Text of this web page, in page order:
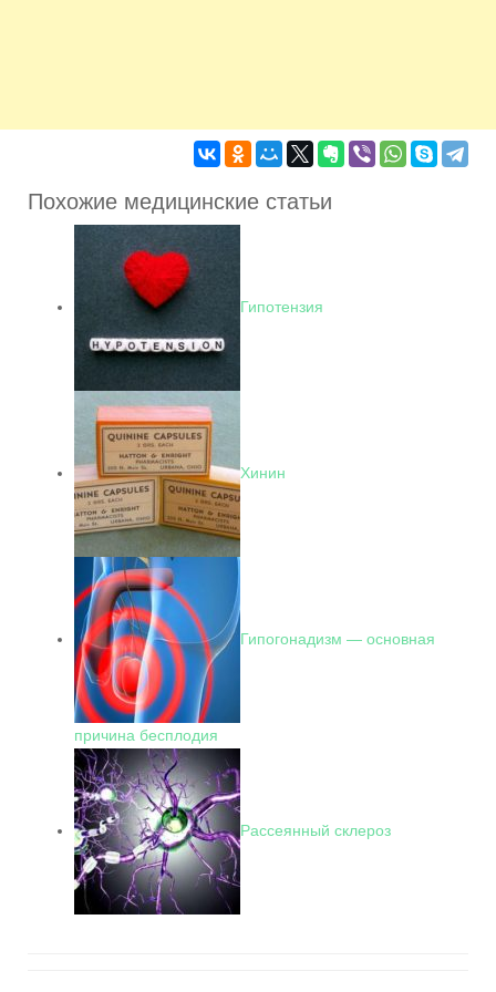
Похожие медицинские статьи
Гипотензия
Хинин
Гипогонадизм — основная
причина бесплодия
Рассеянный склероз